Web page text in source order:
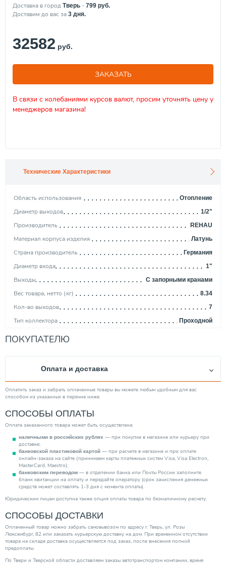
Доставка в город Тверь - 799 руб.
Доставим до вас за 3 дня.
32582 руб.
ЗАКАЗАТЬ
В связи с колебаниями курсов валют, просим уточнять цену у
менеджеров магазина!
Технические Характеристики
Область использования Отопление
Диаметр выходов 1/2"
Производитель REHAU
Материал корпуса изделия Латунь
Страна производитель Германия
Диаметр входа 1"
Выходы С запорными кранами
Вес товара, нетто (кг) 8.34
Кол-во выходов 7
Тип коллектора Проходной
Исполнение
ПОКУПАТЕЛЮ
Оплата и доставка
Оплатить заказ и забрать оплаченные товары вы можете любым удобным для вас
способом из указанных в перечне ниже.
СПОСОБЫ ОПЛАТЫ
Оплата заказанного товара может быть осуществлена:
наличными в российских рублях — при покупке в магазине или курьеру при
доставке;
банковской пластиковой картой — при расчете в магазине и при оплате
онлайн-заказа на сайте (принимаем карты платежных систем Visa, Visa Electron,
MasterCard, Maestro);
банковским переводом — в отделении банка или Почты России заполните
бланк квитанции на оплату и передайте оператору (срок зачисления денежных
средств может составлять 1-3 дня с момента оплаты).
Юридическим лицам доступна также опция оплаты товара по безналичному расчету.
СПОСОБЫ ДОСТАВКИ
Оплаченный товар можно забрать самовывозом по адресу г. Тверь, ул. Розы
Люксембург, 82 или заказать курьерскую доставку на дом. При временном отсутствии
товара на складе доставка осуществляется под заказ, после внесения полной
предоплаты.
По Твери и Тверской области доставляем заказы автотранспортом компании, время